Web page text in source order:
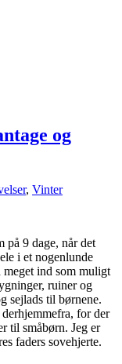
og
, Vinter
på 9 dage, når det
i et nogenlunde
meget ind som muligt
ruiner og
sejlads til børnene.
for der
til småbørn. Jeg er
faders sovehjerte.